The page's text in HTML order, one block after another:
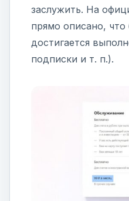
заслужить. На
прямо описано, что
достигается
подписки и т. п.).